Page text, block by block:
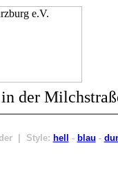
der
| Style: hell - blau -